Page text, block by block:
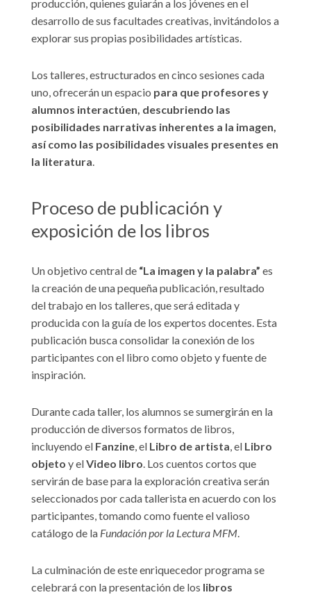
producción, quienes guiarán a los jóvenes en el
desarrollo de sus facultades creativas, invitándolos a
explorar sus propias posibilidades artísticas.
Los talleres, estructurados en cinco sesiones cada
uno, ofrecerán un espacio para que profesores y
alumnos interactúen, descubriendo las
posibilidades narrativas inherentes a la imagen,
así como las posibilidades visuales presentes en
la literatura
Proceso de publicación y
exposición de los libros
Un objetivo central de “La imagen y la palabra” es
la creación de una pequeña publicación, resultado
del trabajo en los talleres, que será editada y
producida con la guía de los expertos docentes. Esta
publicación busca consolidar la conexión de los
participantes con el libro como objeto y fuente de
inspiración.
Durante cada taller, los alumnos se sumergirán en la
producción de diversos formatos de libros,
incluyendo el Fanzine, el Libro de artista, el Libro
objeto y elVideo libro. Los cuentos cortos que
servirán de base para la exploración creativa serán
seleccionados por cada tallerista en acuerdo con los
participantes, tomando como fuente el valioso
catálogo de la Fundación por la Lectura MFM.
La culminación de este enriquecedor programa se
celebrará con la presentación de los libros